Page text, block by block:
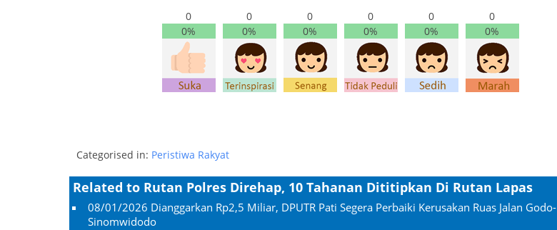
0
0%
0
0%
0
0%
0
0%
0
0%
0
0%
Categorised in: Peristiwa Rakyat
Related to Rutan Polres Direhap, 10 Tahanan Dititipkan Di Rutan Lapas
08/01/2026 Dianggarkan Rp2,5 Miliar, DPUTR Pati Segera Perbaiki Kerusakan Ruas Jalan Godo-
Sinomwidodo